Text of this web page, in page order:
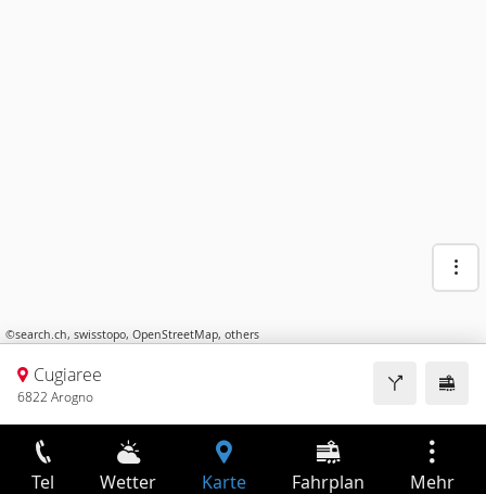
©search.ch, swisstopo, OpenStreetMap, others
Cugiaree
6822 Arogno
Tel Wetter Karte Fahrplan Mehr